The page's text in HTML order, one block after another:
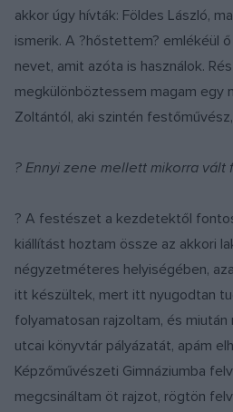
akkor úgy hívták: Földes László,
ismerik. A ?hőstettem? emlékéül
nevet, amit azóta is használok.
megkülönböztessem magam egy
Zoltántól, aki szintén
? Ennyi zene mellett mikorra
? A festészet a kezdetektől
kiállítást hoztam össze az akkori
négyzetméteres helyiségében,
itt készültek, mert itt nyugodtan
folyamatosan rajzoltam, és
utcai könyvtár pályázatát, apám
Képzőművészeti Gimnáziumba
megcsináltam öt rajzot, rögtön